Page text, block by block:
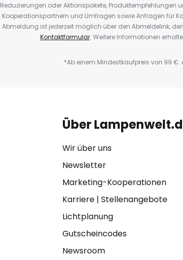
Reduzierungen oder Aktionspakete,
Kooperationspartnern und Umfragen sowie Anfragen für
Abmeldung ist jederzeit möglich über den Abmeldelink,
Kontaktformular. Weitere Informationen
*Ab einem Mindestkaufpreis von 99
Über
Wir über uns
Newsletter
Marketing-Kooperationen
Karriere| Stellenangebote
Lichtplanung
Gutscheincodes
Newsroom